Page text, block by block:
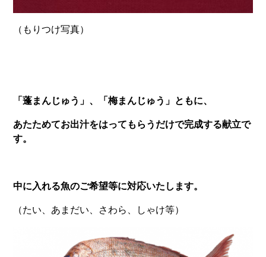
（もりつけ写真）
「蓬まんじゅう」、「梅まんじゅう」ともに、
あたためてお出汁をはってもらうだけで完成する献立で
す。
中に入れる魚のご希望等に対応いたします。
（たい、あまだい、さわら、しゃけ等）